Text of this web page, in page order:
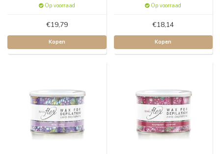
Op voorraad
€19,79
Kopen
Op voorraad
€18,14
Kopen